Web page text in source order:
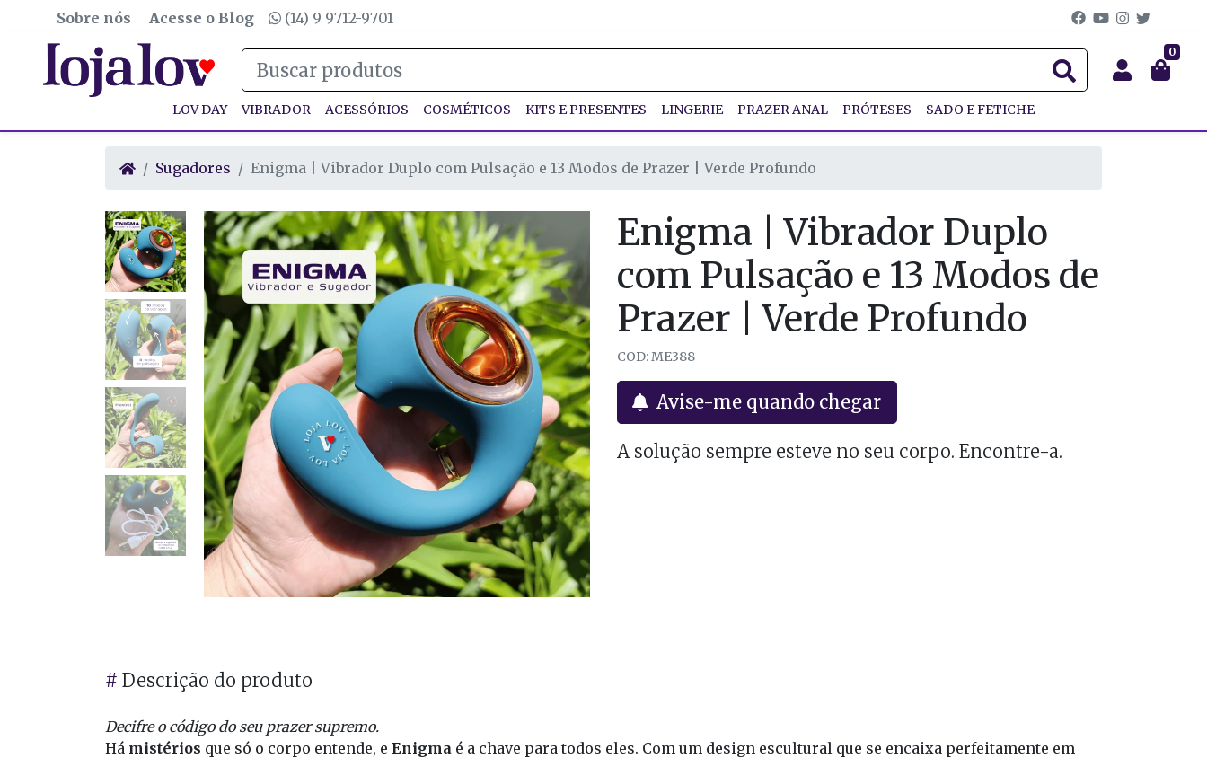
Sobre nós Acesse o Blog (14) 9 9712-9701
0
LOV DAY VIBRADOR ACESSÓRIOS COSMÉTICOS KITS E PRESENTES LINGERIE PRAZER ANAL PRÓTESES SADO E FETICHE
Sugadores Enigma | Vibrador Duplo com Pulsação e 13 Modos de Prazer | Verde Profundo
Enigma | Vibrador Duplo
com Pulsação e 13 Modos de
Prazer | Verde Profundo
COD: ME388
Avise-me quando chegar
A solução sempre esteve no seu corpo. Encontre-a.
# Descrição do produto
Decifre o código do seu prazer supremo.
Há mistérios que só o corpo entende, e Enigma é a chave para todos eles. Com um design escultural que se encaixa perfeitamente em